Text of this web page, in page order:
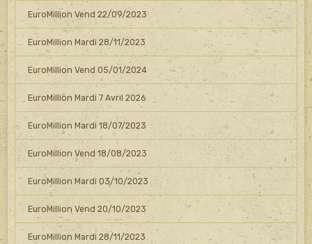
EuroMillion Vend 22/09/2023
EuroMillion Mardi 28/11/2023
EuroMillion Vend 05/01/2024
EuroMillion Mardi 7 Avril 2026
EuroMillion Mardi 18/07/2023
EuroMillion Vend 18/08/2023
EuroMillion Mardi 03/10/2023
EuroMillion Vend 20/10/2023
EuroMillion Mardi 28/11/2023